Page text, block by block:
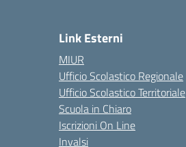
Link Esterni
MIUR
Ufficio Scolastico Regionale
Ufficio Scolastico Territoriale
Scuola in Chiaro
Iscrizioni On Line
Invalsi